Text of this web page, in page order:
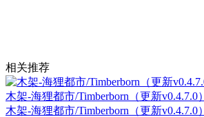
相关推荐
木架-海狸都市/Timberborn（更新v0.4.7.0）
木架-海狸都市/Timberborn（更新v0.4.7.0）